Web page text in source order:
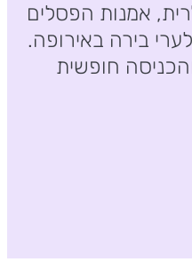
אמנות הפסלים
בירה באירופה.
חופשית